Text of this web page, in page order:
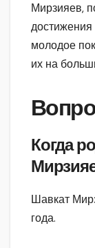
Мирзияев,
молодое
их на
Когда
Шавкат
года.